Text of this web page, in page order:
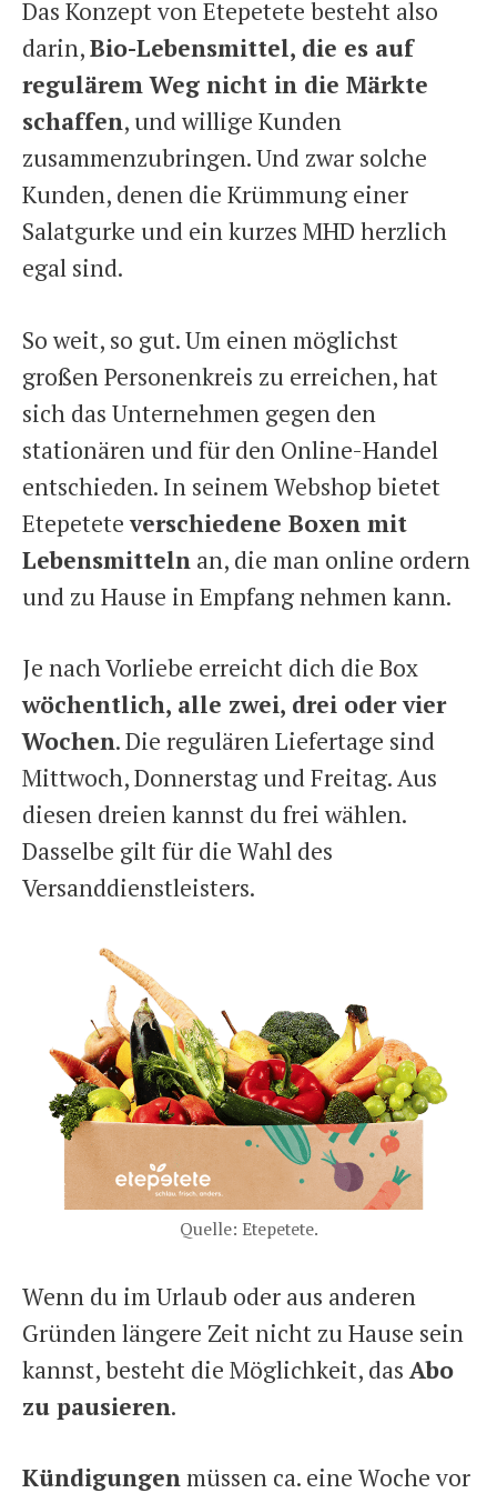
Das Konzept von Etepetete besteht also
darin,Bio-Lebensmittel, die es auf
regulärem Weg nicht in die Märkte
schaffen, und willige Kunden
zusammenzubringen. Und zwar solche
Kunden, denen die Krümmung einer
Salatgurke und ein kurzes MHD herzlich
egal sind.
So weit, so gut. Um einen möglichst
großen Personenkreis zu erreichen, hat
sich das Unternehmen gegen den
stationären und für den Online-Handel
entschieden. In seinem Webshop bietet
Etepeteteverschiedene Boxen mit
Lebensmitteln an, die man online ordern
und zu Hause in Empfang nehmen kann.
Je nach Vorliebe erreicht dich die Box
wöchentlich, alle zwei, drei oder vier
Wochen. Die regulären Liefertage sind
Mittwoch, Donnerstag und Freitag. Aus
diesen dreien kannst du frei wählen.
Dasselbe gilt für die Wahl des
Versanddienstleisters.
Quelle: Etepetete.
Wenn du im Urlaub oder aus anderen
Gründen längere Zeit nicht zu Hause sein
kannst, besteht die Möglichkeit, dasAbo
zu pausieren.
Kündigungenmüssen ca. eine Woche vor